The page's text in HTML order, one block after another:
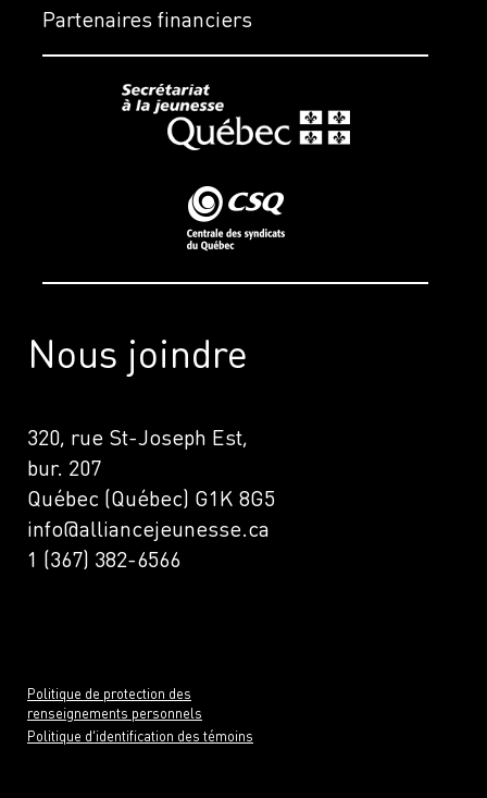
Nous joindre
320, rue St-Joseph Est,
bur. 207
Québec (Québec) G1K 8G5
info@alliancejeunesse.ca
1 (367) 382-6566
Politique de protection des
renseignements personnels
Politique d’identification des témoins
Partenaires financiers